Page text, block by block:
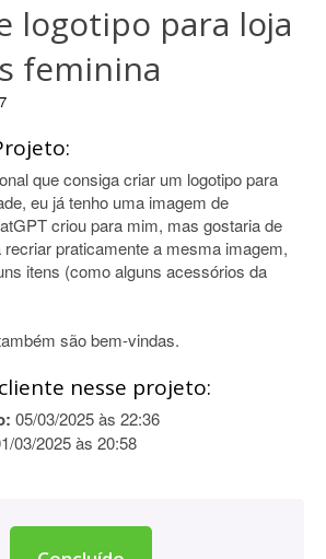
logotipo para loja
feminina
que consiga criar um logotipo para
eu já tenho uma imagem de
criou para mim, mas gostaria de
praticamente a mesma imagem,
itens (como alguns acessórios da
são bem-vindas.
nesse projeto:
05/03/2025 às 22:36
03/2025 às 20:58